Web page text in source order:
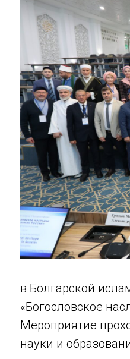
в Болгарской
«Богословское
Мероприятие
науки и